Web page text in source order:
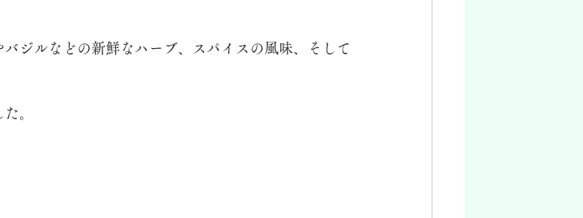
ジルなどの新鮮なハーブ、スパイスの風味、そして
。